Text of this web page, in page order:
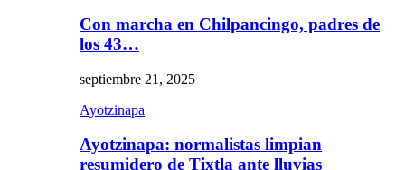
Con marcha en Chilpancingo, padres de
los 43…
septiembre 21, 2025
Ayotzinapa
Ayotzinapa: normalistas limpian
resumidero de Tixtla ante lluvias